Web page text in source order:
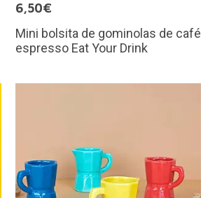
6,50€
Mini bolsita de gominolas de café
espresso Eat Your Drink